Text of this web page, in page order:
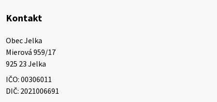
Smútočný oznam: 05.08.2026 1/ Vážení obyvatelia!S
hlbokým zármutkom Vám oznamujeme, že vo veku
73 rokov nás opustila Irena Tanková, rodená
Tanková. Pohreb zosnulej bude dňa 6.08.20…
5. augusta 2026 12:59
Kontakt
Obec Jelka
Mierová 959/17
925 23 Jelka
IČO: 00306011
DIČ: 2021006691